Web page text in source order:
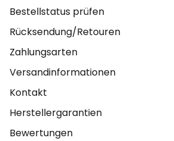
Bestellstatus prüfen
Rücksendung/Retouren
Zahlungsarten
Versandinformationen
Kontakt
Herstellergarantien
Bewertungen